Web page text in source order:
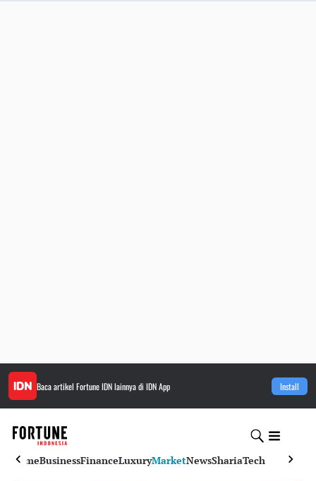
Baca artikel Fortune IDNlainnya di IDN App Install
HomeBusinessFinanceLuxuryMarketNewsShariaTech